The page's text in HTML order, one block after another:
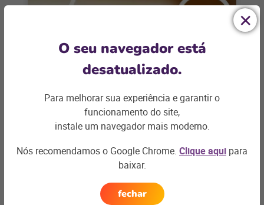
de clientes no e-commerce
A avaliação de clientes dentro do e-commerce é
um diferencial que vai trazer mais credibilidade
para a marca. Quando se
+ saiba mais
O seu navegador está
desatualizado.
Para melhorar sua experiência e garantir o
funcionamento do site,
instale um navegador mais moderno.
Nós recomendamos o Google Chrome. Clique aqui para
baixar.
fechar